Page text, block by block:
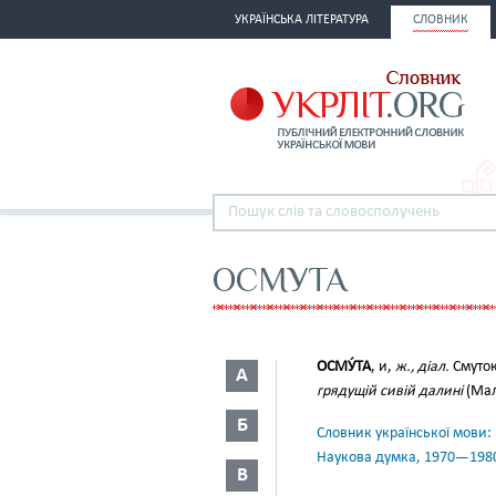
УКРАЇНСЬКА ЛІТЕРАТУРА СЛОВНИК
ОСМУТА
А
Б
В
ОСМУ́ТА, и, ж., діал.
грядущій сивій далині
Словник української
Наукова думка,